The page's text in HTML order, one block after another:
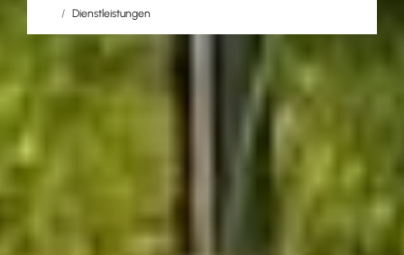
Dienstleistungen